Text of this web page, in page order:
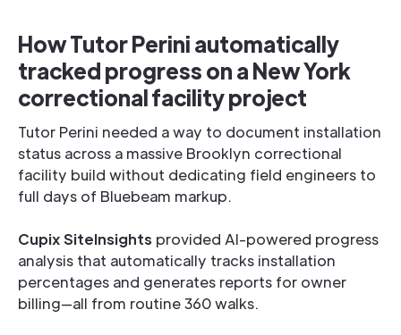
How Tutor Perini automatically
tracked progress on a New York
correctional facility project
Tutor Perini needed a way to document installation
status across a massive Brooklyn correctional
facility build without dedicating field engineers to
full days of Bluebeam markup.
Cupix SiteInsights provided AI-powered progress
analysis that automatically tracks installation
percentages and generates reports for owner
billing—all from routine 360 walks.